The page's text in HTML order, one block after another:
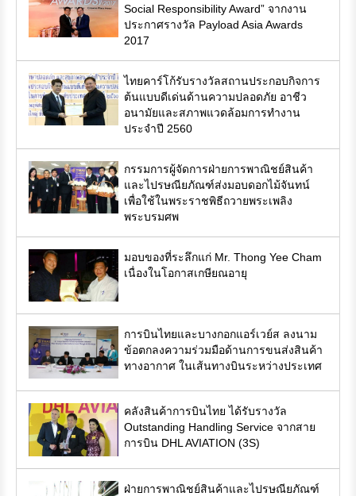
Social Responsibility Award” จากงาน
ประกาศรางวัล Payload Asia Awards
2017
ไทยคาร์โก้รับรางวัลสถานประกอบกิจการ
ต้นแบบดีเด่นด้านความปลอดภัย อาชีว
อนามัยและสภาพแวดล้อมการทำงาน
ประจำปี 2560
กรรมการผู้จัดการฝ่ายการพาณิชย์สินค้า
และไปรษณียภัณฑ์ส่งมอบดอกไม้จันทน์
เพื่อใช้ในพระราชพิธีถวายพระเพลิง
พระบรมศพ
มอบของที่ระลึกแก่ Mr. Thong Yee Cham
เนื่องในโอกาสเกษียณอายุ
การบินไทยและบางกอกแอร์เวย์ส ลงนาม
ข้อตกลงความร่วมมือด้านการขนส่งสินค้า
ทางอากาศ ในเส้นทางบินระหว่างประเทศ
คลังสินค้าการบินไทย ได้รับรางวัล
Outstanding Handling Service จากสาย
การบิน DHL AVIATION (3S)
ฝ่ายการพาณิชย์สินค้าและไปรษณียภัณฑ์